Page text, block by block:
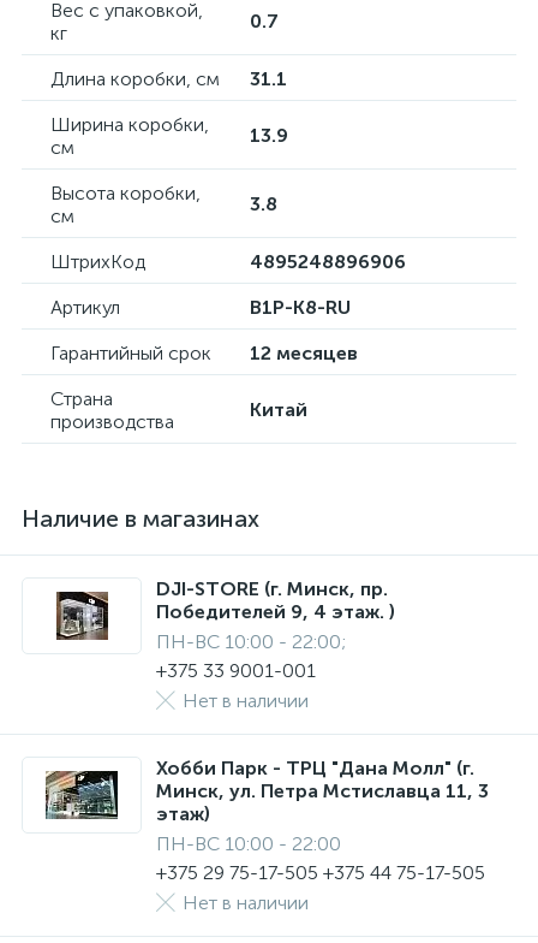
Вес с упаковкой,
кг
0.7
Длина коробки, см
31.1
Ширина коробки,
см
13.9
Высота коробки,
см
3.8
ШтрихКод
4895248896906
Артикул
B1P-K8-RU
Гарантийный срок
12 месяцев
Страна
производства
Китай
Наличие в магазинах
DJI-STORE (г. Минск, пр.
Победителей 9, 4 этаж. )
ПН-ВС 10:00 - 22:00;
+375 33 9001-001
Нет в наличии
Хобби Парк - ТРЦ "Дана Молл" (г.
Минск, ул. Петра Мстиславца 11, 3
этаж)
ПН-ВС 10:00 - 22:00
+375 29 75-17-505 +375 44 75-17-505
Нет в наличии